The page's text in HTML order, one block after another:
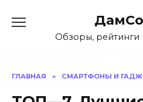
содержаниюОбзоры, рейтинги
ГЛАВНАЯ » СМАРТФОНЫ И